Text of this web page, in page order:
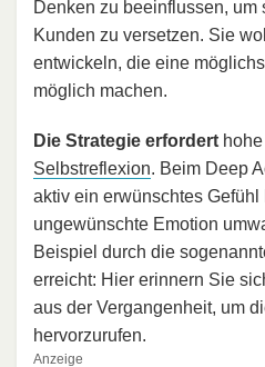
Denken zu beeinflussen, um
Kunden zu versetzen. Sie
entwickeln, die eine
möglich machen.
Die Strategie erfordert hohe
Selbstreflexion. Beim Deep
aktiv ein erwünschtes
ungewünschte Emotion
Beispiel durch die
erreicht: Hier erinnern Sie
aus der Vergangenheit, um
hervorzurufen.
Anzeige